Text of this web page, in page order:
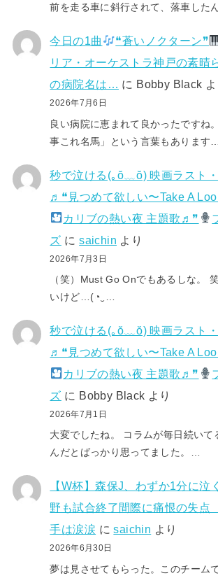
前を走る車に斜行されて、落車したん
今日の1曲 ❝蒼いノクターン❞
リア・オーケストラ神戸の素晴
の病院名は… に Bobby Black
2026年7月6日
良い病院に恵まれて良かったですね
事これ名馬」という言葉もあります…
秒で泣ける(⁠｡⁠ŏ⁠﹏⁠ŏ⁠) 映画ラスト
♬❝見つめて欲しい〜Take A
カリブの熱い夜 主題歌♬❞
ズ にsaichin より
2026年7月3日
（笑）Must Go Onでもあるしな。
いけど…(⁠◔⁠‿⁠…
秒で泣ける(⁠｡⁠ŏ⁠﹏⁠ŏ⁠) 映画ラスト
♬❝見つめて欲しい〜Take A
カリブの熱い夜 主題歌♬❞
ズ に Bobby Black より
2026年7月1日
大変でしたね。 コラムが毎日続いて
んだとばっかり思ってました。…
【W杯】森保J、わずか1分に
野も試合終了間際に痛恨の失
手は涙涙 にsaichin より
2026年6月30日
夢は見させてもらった。このチーム